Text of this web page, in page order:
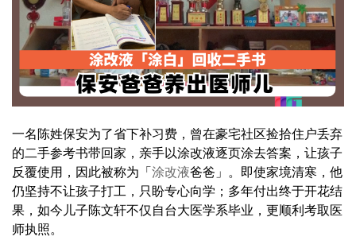
一名陈姓保安为了省下补习费，曾在豪宅社区捡拾住户丢弃
的二手参考书带回家，亲手以涂改液逐页涂去答案，让孩子
反覆使用，因此被称为「涂改液爸爸」。即使家境清寒，他
仍坚持不让孩子打工，只盼专心向学；多年付出终于开花结
果，如今儿子陈文轩不仅自台大医学系毕业，更顺利考取医
师执照。